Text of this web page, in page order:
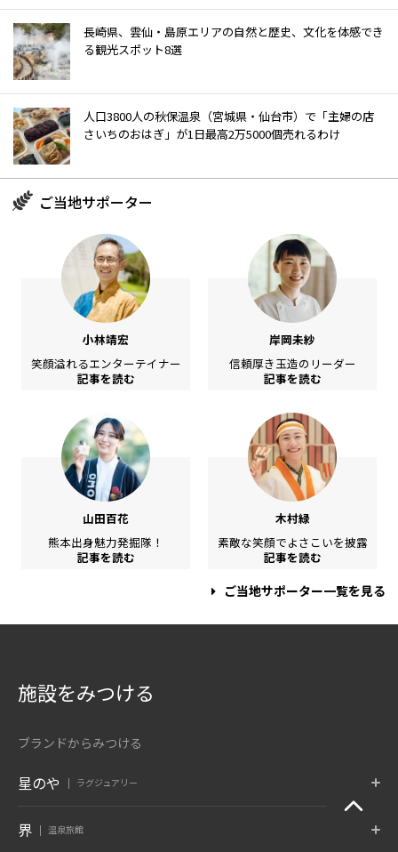
長崎県、雲仙・島原エリアの自然と歴史、文化を体感でき
る観光スポット8選
人口3800人の秋保温泉（宮城県・仙台市）で「主婦の店
さいちのおはぎ」が1日最高2万5000個売れるわけ
ご当地サポーター
小林靖宏
笑顔溢れるエンターテイナー
記事を読む
岸岡未紗
信頼厚き玉造のリーダー
記事を読む
山田百花
熊本出身魅力発掘隊！
記事を読む
木村緑
素敵な笑顔でよさこいを披露
記事を読む
ご当地サポーター一覧を見る
施設をみつける
ブランドからみつける
星のや ラグジュアリー
東京
東京都 大手町
界 温泉旅館